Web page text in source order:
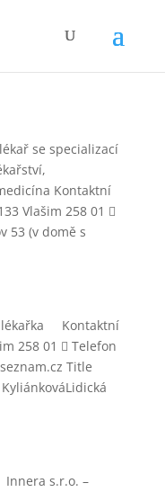
se specializací
Kontaktní
Vlašim 258 01 
53 (v domě s
lékařka Kontaktní
258 01  Telefon
Title
s.r.o. –